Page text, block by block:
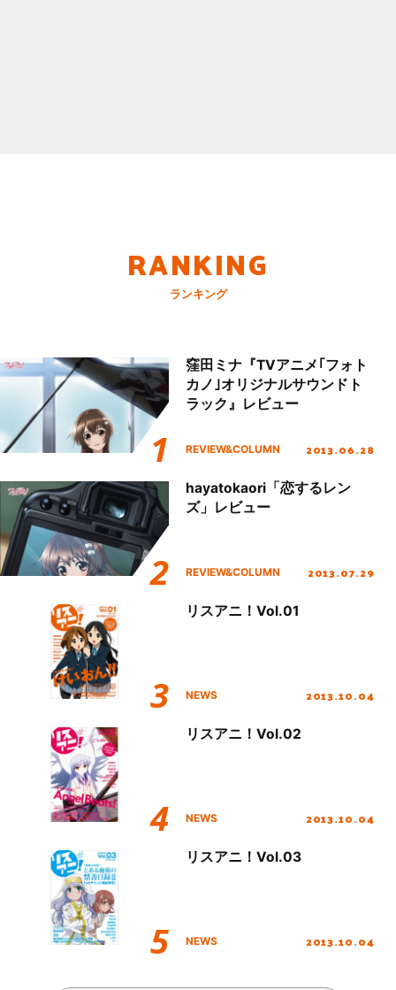
RANKING
ランキング
窪田ミナ『TVアニメ｢フォト
カノ｣オリジナルサウンドト
ラック』レビュー
REVIEW&COLUMN 2013.06.28
hayatokaori「恋するレン
ズ」レビュー
REVIEW&COLUMN 2013.07.29
リスアニ！Vol.01
NEWS 2013.10.04
リスアニ！Vol.02
NEWS 2013.10.04
リスアニ！Vol.03
NEWS 2013.10.04